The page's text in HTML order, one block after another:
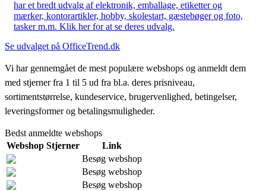
har et bredt udvalg af elektronik, emballage, etiketter og
mærker, kontorartikler, hobby, skolestart, gæstebøger og foto,
tasker m.m. Klik her for at se deres udvalg.
Se udvalget på OfficeTrend.dk
Vi har gennemgået de mest populære webshops og anmeldt dem
med stjerner fra 1 til 5 ud fra bl.a. deres prisniveau,
sortimentstørrelse, kundeservice, brugervenlighed, betingelser,
leveringsformer og betalingsmuligheder.
Bedst anmeldte webshops
Webshop Stjerner
Link
Besøg webshop
Besøg webshop
Besøg webshop